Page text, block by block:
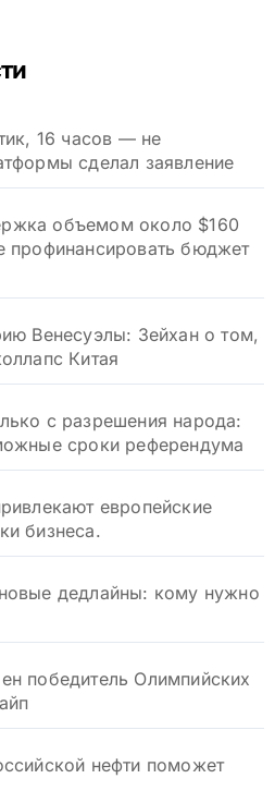
16 часов — не
сделал заявление
объемом около $160
профинансировать бюджет
Венесуэлы: Зейхан о том,
Китая
с разрешения народа:
сроки референдума
европейские
бизнеса.
дедлайны: кому нужно
победитель Олимпийских
нефти поможет